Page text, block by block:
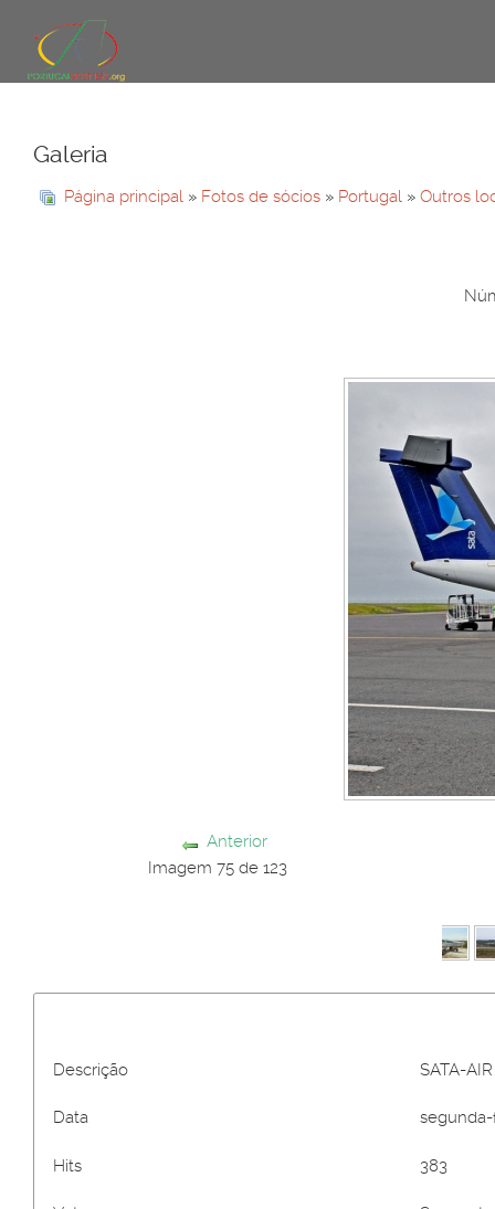
Galeria
Página principal » Fotos de sócios » Portugal » Outros
Anterior
Imagem 75 de 123
Descrição SATA-
Data segunda-
Hits 383